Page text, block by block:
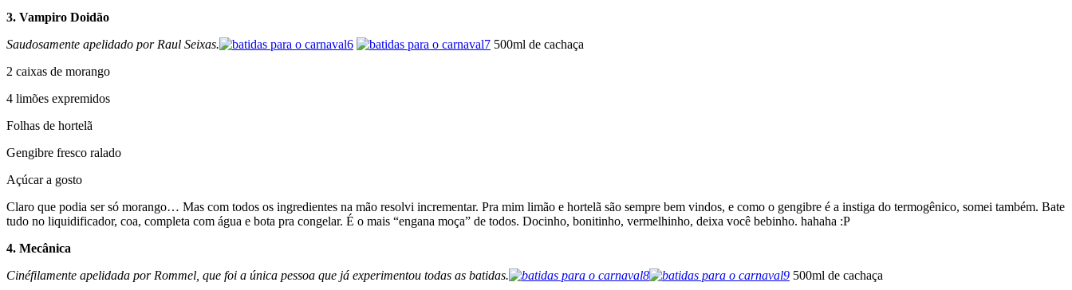
3. Vampiro Doidão
Saudosamente apelidado por Raul Seixas.
500ml de cachaça
2 caixas de morango
4 limões expremidos
Folhas de hortelã
Gengibre fresco ralado
Açúcar a gosto
Claro que podia ser só morango… Mas com todos os ingredientes na mão resolvi incrementar. Pra mim limão e hortelã são sempre bem vindos, e como o gengibre é a instiga do termogênico, somei também. Bate
tudo no liquidificador, coa, completa com água e bota pra congelar. É o mais “engana moça” de todos. Docinho, bonitinho, vermelhinho, deixa você bebinho. hahaha :P
4. Mecânica
Cinéfilamente apelidada por Rommel, que foi a única pessoa que já experimentou todas as batidas.
500ml de cachaça